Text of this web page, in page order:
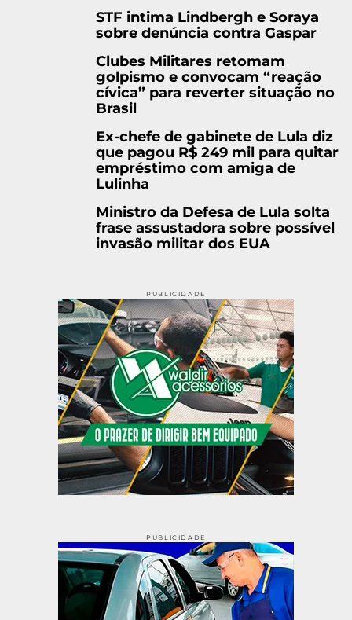
STF intima Lindbergh e Soraya
sobre denúncia contra Gaspar
Clubes Militares retomam
golpismo e convocam “reação
cívica” para reverter situação no
Brasil
Ex-chefe de gabinete de Lula diz
que pagou R$ 249 mil para quitar
empréstimo com amiga de
Lulinha
Ministro da Defesa de Lula solta
frase assustadora sobre possível
invasão militar dos EUA
PUBLICIDADE
PUBLICIDADE